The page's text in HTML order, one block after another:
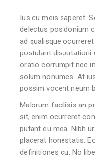
Ius cu meis saperet.
delectus posidonium
ad qualisque
postulant disputationi
oratio corrumpit nec
solum nonumes. At
possim vocent neum
Malorum facilisis an
sit, enim ocurreret
putant eu mea. Nibh
placerat honestatis.
definitiones cu. No